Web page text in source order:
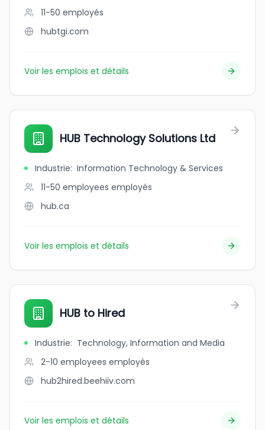
11-50 employés
hubtgi.com
Voir les emplois et détails
HUB Technology Solutions Ltd
Industrie: Information Technology & Services
11-50 employees employés
hub.ca
Voir les emplois et détails
HUB to Hired
Industrie: Technology, Information and Media
2-10 employees employés
hub2hired.beehiiv.com
Voir les emplois et détails